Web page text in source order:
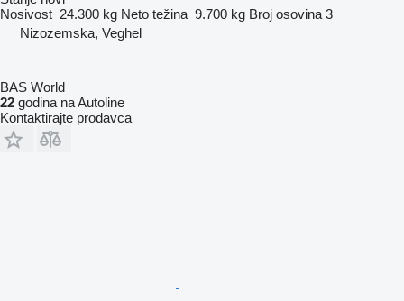
Nosivost 24.300 kg Neto težina 9.700 kg Broj osovina 3
Nizozemska, Veghel
BAS World
22 godina na Autoline
Kontaktirajte prodavca